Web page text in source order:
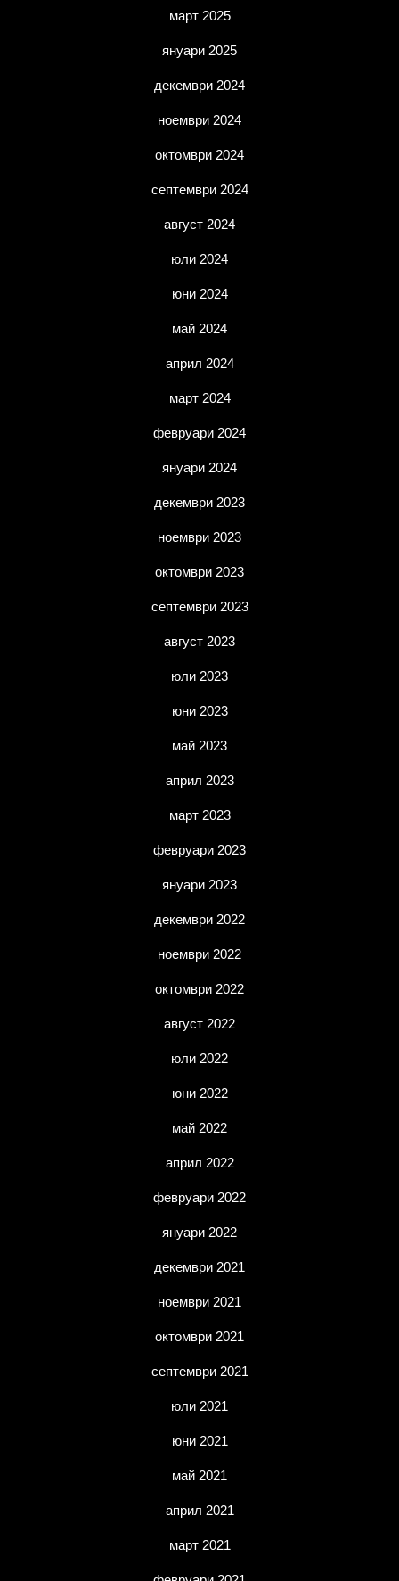
март 2025
януари 2025
декември 2024
ноември 2024
октомври 2024
септември 2024
август 2024
юли 2024
юни 2024
май 2024
април 2024
март 2024
февруари 2024
януари 2024
декември 2023
ноември 2023
октомври 2023
септември 2023
август 2023
юли 2023
юни 2023
май 2023
април 2023
март 2023
февруари 2023
януари 2023
декември 2022
ноември 2022
октомври 2022
август 2022
юли 2022
юни 2022
май 2022
април 2022
февруари 2022
януари 2022
декември 2021
ноември 2021
октомври 2021
септември 2021
юли 2021
юни 2021
май 2021
април 2021
март 2021